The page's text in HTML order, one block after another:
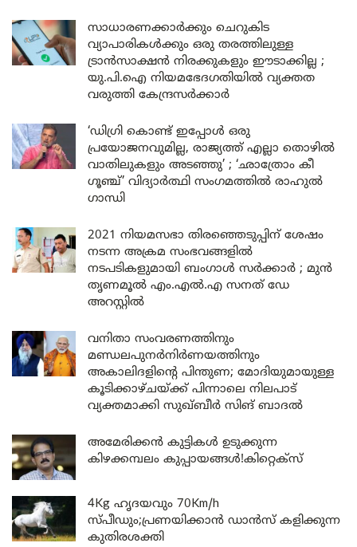
സാധാരണക്കാർക്കും ചെറുകിട
വ്യാപാരികൾക്കും ഒരു തരത്തിലുള്ള
ട്രാൻസാക്ഷൻ നിരക്കുകളും ഈടാക്കില്ല ;
യു.പി.ഐ നിയമഭേദഗതിയിൽ വ്യക്തത
വരുത്തി കേന്ദ്രസർക്കാർ
‘ഡിഗ്രി കൊണ്ട് ഇപ്പോൾ ഒരു
പ്രയോജനവുമില്ല, രാജ്യത്ത് എല്ലാ തൊഴിൽ
വാതിലുകളും അടഞ്ഞു’ ; ‘ഛാത്രോം കീ
ഗൂഞ്ച്’ വിദ്യാർത്ഥി സംഗമത്തിൽ രാഹുൽ
ഗാന്ധി
2021 നിയമസഭാ തിരഞ്ഞെടുപ്പിന് ശേഷം
നടന്ന അക്രമ സംഭവങ്ങളിൽ
നടപടികളുമായി ബംഗാൾ സർക്കാർ ; മുൻ
തൃണമൂൽ എം.എൽ.എ സനത് ഡേ
അറസ്റ്റിൽ
വനിതാ സംവരണത്തിനും
മണ്ഡലപുനർനിർണയത്തിനും
അകാലിദളിന്റെ പിന്തുണ; മോദിയുമായുള്ള
കൂടിക്കാഴ്ചയ്ക്ക് പിന്നാലെ നിലപാട്
വ്യക്തമാക്കി സുഖ്ബീർ സിങ് ബാദൽ
അമേരിക്കൻ കുട്ടികൾ ഉടുക്കുന്ന
കിഴക്കമ്പലം കുപ്പായങ്ങൾ!കിറ്റെക്സ്
4Kg ഹൃദയവും 70Km/h
സ്പീഡും;പ്രണയിക്കാൻ ഡാൻസ് കളിക്കുന്ന
കുതിരശക്തി